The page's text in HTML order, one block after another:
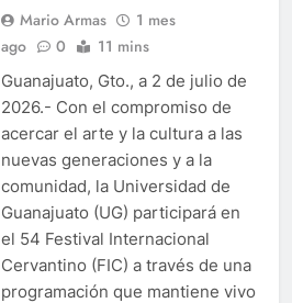
Mario Armas
1 mes
ago
0 11 mins
Guanajuato, Gto., a 2 de julio de
2026.- Con el compromiso de
acercar el arte y la cultura a las
nuevas generaciones y a la
comunidad, la Universidad de
Guanajuato (UG) participará en
el 54 Festival Internacional
Cervantino (FIC) a través de una
programación que mantiene vivo